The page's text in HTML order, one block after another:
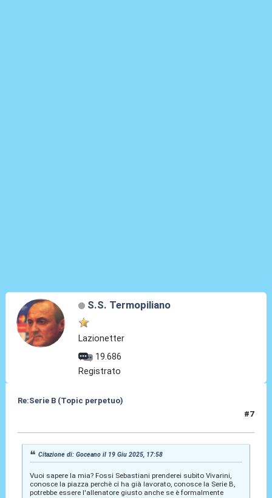
S.S. Termopiliano
Lazionetter
19.686
Registrato
Re:Serie B (Topic perpetuo)
#7
Citazione di: Goceano il 19 Giu 2025, 17:58
Vuoi sapere la mia? Fossi Sebastiani prenderei subito Vivarini,
conosce la piazza perchè ci ha già lavorato, conosce la Serie B,
potrebbe essere l'allenatore giusto anche se è formalmente